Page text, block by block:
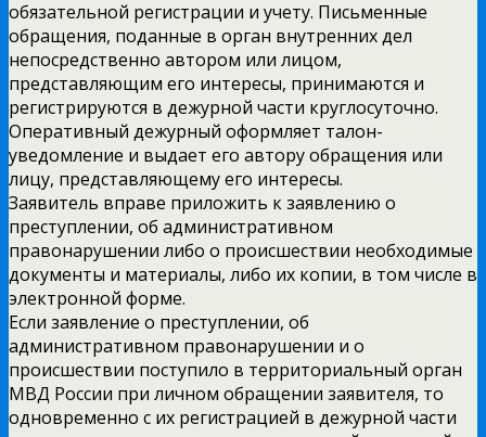
обязательной регистрации и учету. Письменные
обращения, поданные в орган внутренних дел
непосредственно автором или лицом,
представляющим его интересы, принимаются и
регистрируются в дежурной части круглосуточно.
Оперативный дежурный оформляет талон-
уведомление и выдает его автору обращения или
лицу, представляющему его интересы.
Заявитель вправе приложить к заявлению о
преступлении, об административном
правонарушении либо о происшествии необходимые
документы и материалы, либо их копии, в том числе в
электронной форме.
Если заявление о преступлении, об
административном правонарушении и о
происшествии поступило в территориальный орган
МВД России при личном обращении заявителя, то
одновременно с их регистрацией в дежурной части